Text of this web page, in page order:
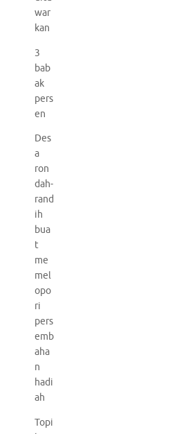
war
kan
3
bab
ak
pers
en
Des
a
ron
dah-
rand
ih
bua
t
me
mel
opo
ri
pers
emb
aha
n
hadi
ah
Topi